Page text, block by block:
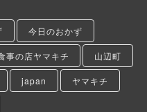
今日のおかず
事の店ヤマキチ 山辺町
japan ヤマキチ